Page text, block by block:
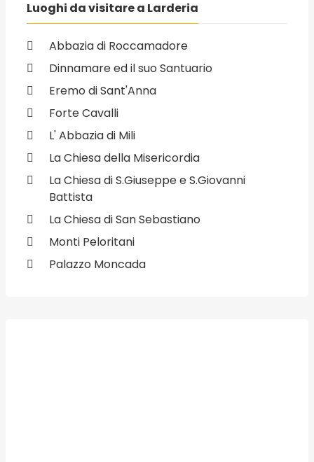
Luoghi da visitare a Larderia
Abbazia di Roccamadore
Dinnamare ed il suo Santuario
Eremo di Sant'Anna
Forte Cavalli
L' Abbazia di Mili
La Chiesa della Misericordia
La Chiesa di S.Giuseppe e S.Giovanni
Battista
La Chiesa di San Sebastiano
Monti Peloritani
Palazzo Moncada